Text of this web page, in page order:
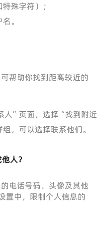
殊字符）；
。
帮助你找到距离较近的
人”页面，选择“找到附
，可以选择联系他们。
人？
电话号码、头像及其他
置中，限制个人信息的